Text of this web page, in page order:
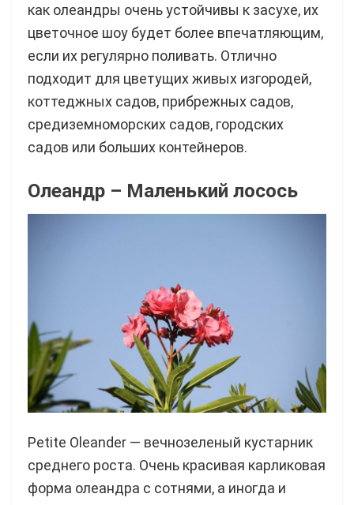
как олеандры очень устойчивы к засухе, их
цветочное шоу будет более впечатляющим,
если их регулярно поливать. Отлично
подходит для цветущих живых изгородей,
коттеджных садов, прибрежных садов,
средиземноморских садов, городских
садов или больших контейнеров.
Олеандр – Маленький лосось
Petite Oleander — вечнозеленый кустарник
среднего роста. Очень красивая карликовая
форма олеандра с сотнями, а иногда и